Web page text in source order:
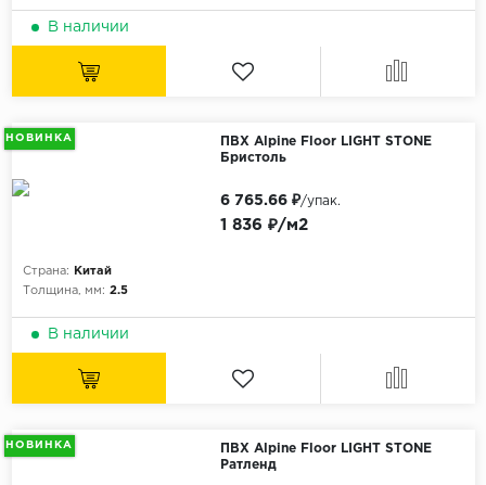
MY FLOOR
KRONOPOL
JOSS BEAUMONT
KRONOTEX
В наличии
НОВИНКА
ПВХ Alpine Floor LIGHT STONE
Бристоль
Страна:
Китай
Толщина, мм: 2.5
1 836 ₽/м2
6 765.66 ₽/упак.
В наличии
НОВИНКА
ПВХ Alpine Floor LIGHT STONE
Ратленд